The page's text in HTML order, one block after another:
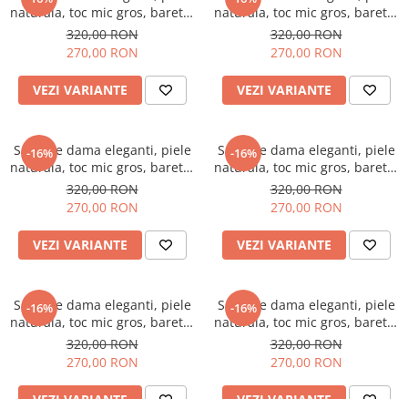
naturala, toc mic gros, barete,
imprimeu de flori albastre,
albastru, Sandali
320,00 RON
270,00 RON
VEZI VARIANTE
naturala, toc mic gros, barete,
imprimeu de abstract, bej,
Sandali
320,00 RON
270,00 RON
VEZI VARIANTE
-16%
Sandale dama eleganti, piele
naturala, toc mic gros, barete,
imprimeu de lepoard, bej
inchis, Sandali
320,00 RON
270,00 RON
VEZI VARIANTE
-16%
Sandale dama eleganti, piele
naturala, toc mic gros, barete,
imprimeu de sarpe, bej
inchis, Sandali
320,00 RON
270,00 RON
VEZI VARIANTE
-16%
Sandale dama eleganti, piele
naturala, toc mic gros, barete,
imprimeu de mozaic, negru,
Sandali
320,00 RON
270,00 RON
-16%
Sandale dama eleganti, piele
naturala, toc mic gros, barete,
imprimeu de picasso, rosu,
Sandali
320,00 RON
270,00 RON